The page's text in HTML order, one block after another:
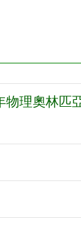
理奧林匹